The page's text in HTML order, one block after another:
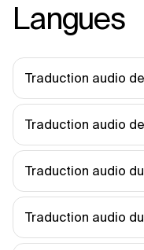
Langues
Traduction audio
Traduction audio
Traduction audio
Traduction audio